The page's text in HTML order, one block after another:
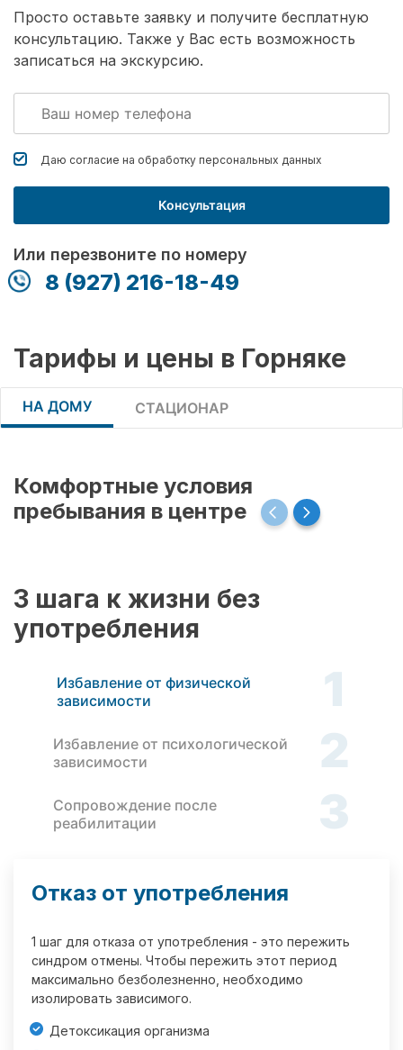
Просто оставьте заявку и получите бесплатную
консультацию. Также у Вас есть возможность
записаться на экскурсию.
Даю согласие на обработку персональных данных
Консультация
Или перезвоните по номеру
8 (927) 216-18-49
Тарифы и цены в Горняке
НА ДОМУ СТАЦИОНАР
Комфортные условия
пребывания в центре
3 шага к жизни без
употребления
Избавление от физической
зависимости
1
Избавление от психологической
зависимости
2
Сопровождение после
реабилитации
3
Отказ от употребления
1 шаг для отказа от употребления - это пережить
синдром отмены. Чтобы пережить этот период
максимально безболезненно, необходимо
изолировать зависимого.
Детоксикация организма